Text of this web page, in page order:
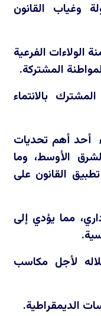
وغياب القانون
الفرعية
المشتركة.
بالانتماء
أحد أهم تحديات
الأوسط، وما
القانون على
مما يؤدي إلى
لأجل مكاسب
الديمقراطية.